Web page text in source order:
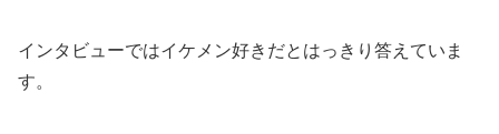
インタビューではイケメン好きだとはっきり答えていま
す。